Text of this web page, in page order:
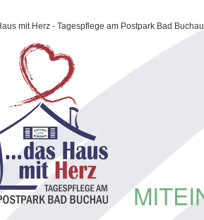
mit Herz - Tagespflege am Postpark Bad